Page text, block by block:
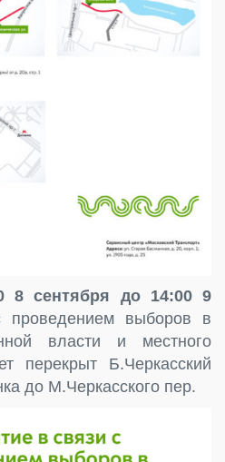
8 сентября до 14:00 9
выборов в
власти и местного
перекрыт Б.Черкасский
до М.Черкасского пер.